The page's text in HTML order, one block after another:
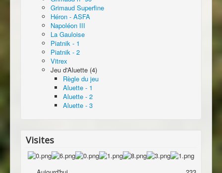
Grimaud Superfine
Héron - ASFA
Napoléon III
La Gauloise
Piatnik - 1
Piatnik - 2
Vitrex
Jeu d'Aluette (4)
Règle du jeu
Aluette - 1
Aluette - 2
Aluette - 3
Visites